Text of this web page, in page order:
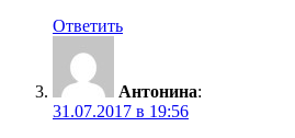
Ответить
Антонина:
31.07.2017 в 19:56